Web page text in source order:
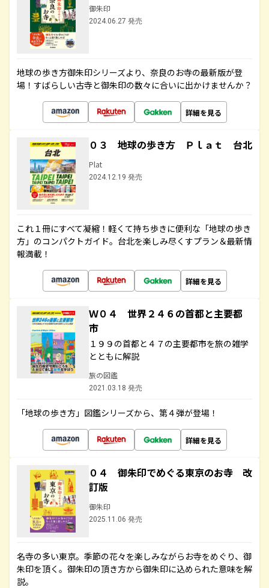
御朱印
2024.06.27 発売
地球の歩き方御朱印シリーズより、奈良のお寺の最新版が登
場！すばらしい古寺と御朱印の数々に合いに出かけませんか？
詳細を見る
０３ 地球の歩き方 Ｐｌａｔ 台北
Plat
2024.12.19 発売
これ１冊にすべて凝縮！軽くて持ち歩きに便利な「地球の歩き
方」のコンパクトガイド。台北を楽しみ尽くすプラン＆最新情
報満載！
詳細を見る
Ｗ０４ 世界２４６の首都と主要都
市
１９９の首都と４７の主要都市を旅の雑学
とともに解説
旅の図鑑
2021.03.18 発売
「地球の歩き方」図鑑シリーズから、第４弾が登場！
詳細を見る
０４ 御朱印でめぐる東京のお寺 改
訂版
御朱印
2025.11.06 発売
名寺の多い東京。季節の花々を楽しみながらお寺をめぐり、御
朱印を頂く。御朱印の頂き方から御朱印に込められた意味を解
説。